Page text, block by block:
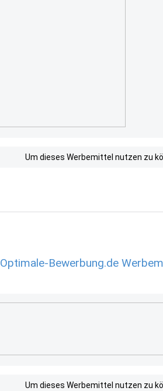
Um dieses Werbemittel nutzen zu
Optimale-Bewerbung.de
Um dieses Werbemittel nutzen zu